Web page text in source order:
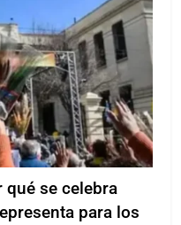
qué se celebra
para los